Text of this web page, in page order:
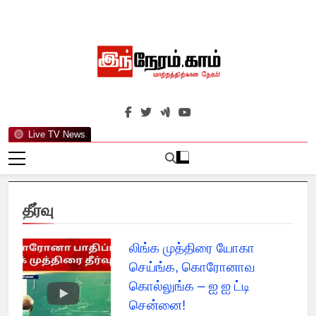
Live TV News
இந்நேரம்.காம்
செய்திகளுக்கு அப்பால்…
தீர்வு
லிங்க முத்திரை யோகா
செய்ங்க, கொரோனாவ
கொல்லுங்க – ஐ ஐ ட்டி
சென்னை!